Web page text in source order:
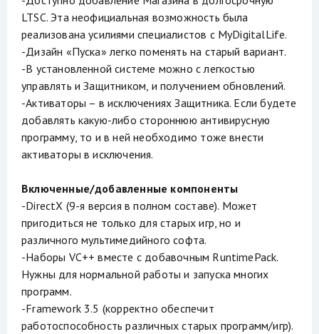
LTSC. Эта неофициальная возможность была
реализована усилиями специалистов с MyDigitalLife.
-Дизайн «Пуска» легко поменять на старый вариант.
-В установленной системе можно с легкостью
управлять и Защитником, и получением обновлений.
-Активаторы – в исключениях Защитника. Если будете
добавлять какую-либо стороннюю антивирусную
программу, то и в ней необходимо тоже внести
активаторы в исключения.
Включенные/добавленные компоненты
-DirectX (9-я версия в полном составе). Может
пригодиться не только для старых игр, но и
различного мультимедийного софта.
-Наборы VC++ вместе с добавочным RuntimePack.
Нужны для нормальной работы и запуска многих
программ.
-Framework 3.5 (корректно обеспечит
работоспособность различных старых программ/игр).